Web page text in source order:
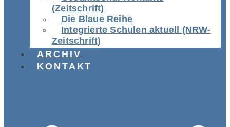
(Zeitschrift)
Die Blaue Reihe
Integrierte Schulen aktuell (NRW-
Zeitschrift)
ARCHIV
KONTAKT